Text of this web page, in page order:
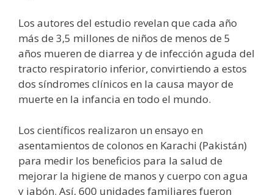
Los autores del estudio revelan que cada año
más de 3,5 millones de niños de menos de 5
años mueren de diarrea y de infección aguda del
tracto respiratorio inferior, convirtiendo a estos
dos síndromes clínicos en la causa mayor de
muerte en la infancia en todo el mundo.
Los científicos realizaron un ensayo en
asentamientos de colonos en Karachi (Pakistán)
para medir los beneficios para la salud de
mejorar la higiene de manos y cuerpo con agua
y jabón. Así, 600 unidades familiares fueron